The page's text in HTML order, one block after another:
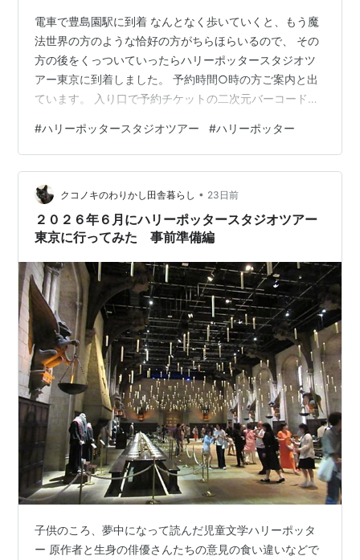
電車で豊島園駅に到着 なんとなく歩いていくと、もう魔
法世界の方のような恰好の方がちらほらいるので、 その
方の後をくっついていったらハリーポッタースタジオツ
アー東京に到着しました。 予約時間○時の方ご案内と出
ています。 入り口で予約チケットの二次元バーコードを
りますが、なぜかはじっこにいたらそのまま通してもら
えてしまった…人畜無害？ ツアー開始時刻より少し前に
入り、フードホールで軽食を食べます。 ホグワーツの大
広間で食べてる気分が味わえますね。 トイレをすませ
て、ツアー集合場所へ。 最初は集団行動です。 組み分け
帽子もいいキャラですよね 寮の得…
#ハリーポッタースタジオツアー #ハリーポッター
クコノキのわりかし田舎暮らし • 23日前
２０２６年６月にハリーポッタースタジオツアー
東京に行ってみた 事前準備編
子供のころ、夢中になって読んだ児童文学ハリーポッタ
ー 原作者と生身の俳優さんたちの意見の食い違いなどで